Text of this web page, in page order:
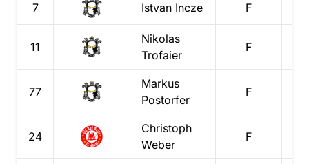
7 Istvan Incze F
11
Nikolas
Trofaier
F
77
Markus
Postorfer
F
24
Christoph
Weber
F